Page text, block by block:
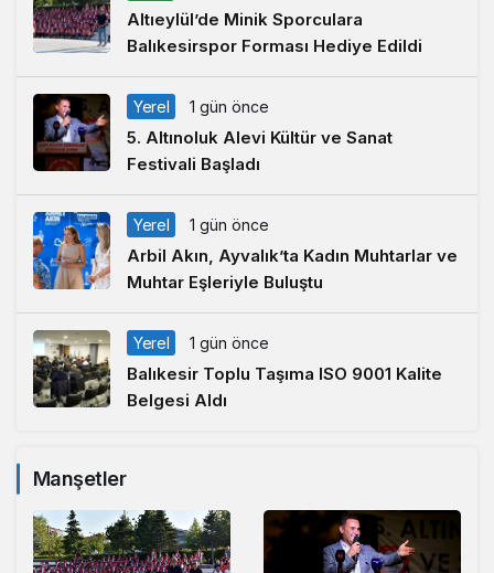
Altıeylül’de Minik Sporculara
Balıkesirspor Forması Hediye Edildi
Yerel 1 gün önce
5. Altınoluk Alevi Kültür ve Sanat
Festivali Başladı
Yerel 1 gün önce
Arbil Akın, Ayvalık’ta Kadın Muhtarlar ve
Muhtar Eşleriyle Buluştu
Yerel 1 gün önce
Balıkesir Toplu Taşıma ISO 9001 Kalite
Belgesi Aldı
Manşetler